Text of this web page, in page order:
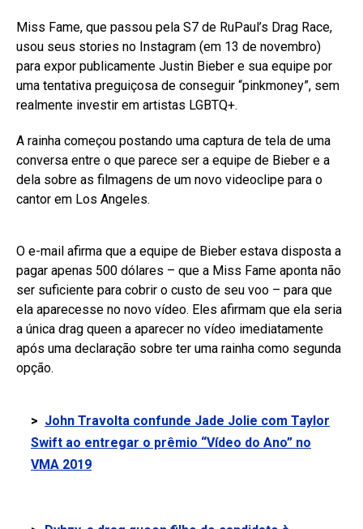
Miss Fame, que passou pela S7 de RuPaul’s Drag Race,
usou seus stories no Instagram (em 13 de novembro)
para expor publicamente Justin Bieber e sua equipe por
uma tentativa preguiçosa de conseguir “pinkmoney”, sem
realmente investir em artistas LGBTQ+.
A rainha começou postando uma captura de tela de uma
conversa entre o que parece ser a equipe de Bieber e a
dela sobre as filmagens de um novo videoclipe para o
cantor em Los Angeles.
O e-mail afirma que a equipe de Bieber estava disposta a
pagar apenas 500 dólares – que a Miss Fame aponta não
ser suficiente para cobrir o custo de seu voo – para que
ela aparecesse no novo vídeo. Eles afirmam que ela seria
a única drag queen a aparecer no vídeo imediatamente
após uma declaração sobre ter uma rainha como segunda
opção.
> John Travolta confunde Jade Jolie com Taylor
Swift ao entregar o prêmio “Vídeo do Ano” no
VMA 2019